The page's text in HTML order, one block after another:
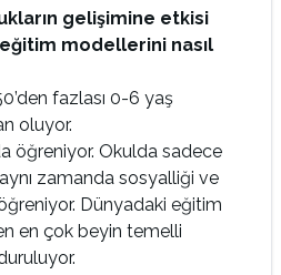
gelişimine etkisi
eğitim modellerini nasıl
fazlası 0-6 yaş
oluyor.
öğreniyor. Okulda sadece
zamanda sosyalliği ve
Dünyadaki eğitim
en çok beyin temelli